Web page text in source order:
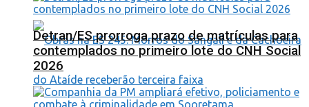
Detran/ES prorroga prazo de matrículas para
contemplados no primeiro lote do CNH Social
2026